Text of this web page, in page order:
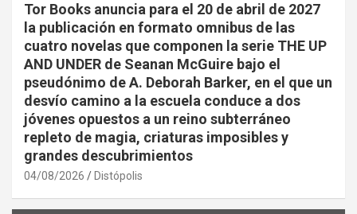
Tor Books anuncia para el 20 de abril de 2027
la publicación en formato omnibus de las
cuatro novelas que componen la serie THE UP
AND UNDER de Seanan McGuire bajo el
pseudónimo de A. Deborah Barker, en el que un
desvío camino a la escuela conduce a dos
jóvenes opuestos a un reino subterráneo
repleto de magia, criaturas imposibles y
grandes descubrimientos
04/08/2026 Distópolis